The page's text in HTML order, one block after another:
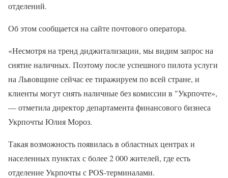
отделений.
Об этом сообщается на сайте почтового оператора.
«Несмотря на тренд диджитализации, мы видим запрос на
снятие наличных. Поэтому после успешного пилота услуги
на Львовщине сейчас ее тиражируем по всей стране, и
клиенты могут снять наличные без комиссии в "Укрпочте»,
— отметила директор департамента финансового бизнеса
Укрпочты Юлия Мороз.
Такая возможность появилась в областных центрах и
населенных пунктах с более 2 000 жителей, где есть
отделение Укрпочты с POS-терминалами.